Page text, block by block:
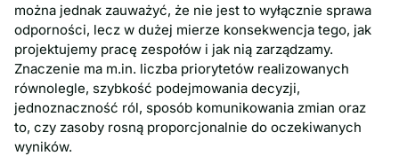
można jednak zauważyć, że nie jest to wyłącznie sprawa
odporności, lecz w dużej mierze konsekwencja tego, jak
projektujemy pracę zespołów i jak nią zarządzamy.
Znaczenie ma m.in. liczba priorytetów realizowanych
równolegle, szybkość podejmowania decyzji,
jednoznaczność ról, sposób komunikowania zmian oraz
to, czy zasoby rosną proporcjonalnie do oczekiwanych
wyników.